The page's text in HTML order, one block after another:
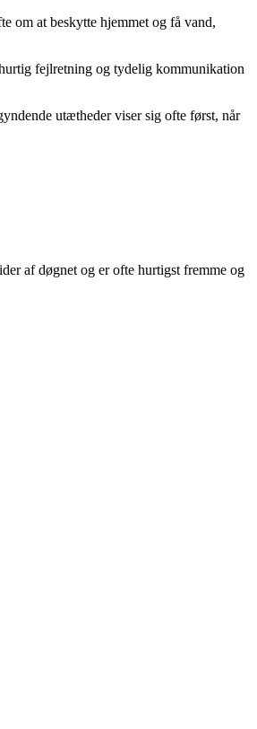
om at beskytte hjemmet og få vand,
fejlretning og tydelig kommunikation
utætheder viser sig ofte først, når
af døgnet og er ofte hurtigst fremme og